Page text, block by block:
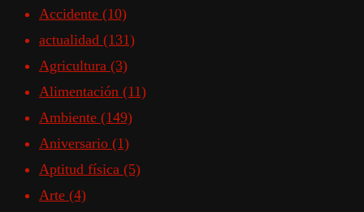
Accidente (10)
actualidad (131)
Agricultura (3)
Alimentación (11)
Ambiente (149)
Aniversario (1)
Aptitud física (5)
Arte (4)